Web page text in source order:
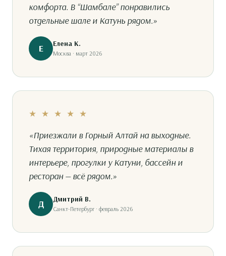
комфорта. В “Шамбале” понравились
отдельные шале и Катунь рядом.»
Е Елена К.
Москва · март 2026
★ ★ ★ ★ ★
«Приезжали в Горный Алтай на выходные.
Тихая территория, природные материалы в
интерьере, прогулки у Катуни, бассейн и
ресторан — всё рядом.»
Д Дмитрий В.
Санкт-Петербург · февраль 2026